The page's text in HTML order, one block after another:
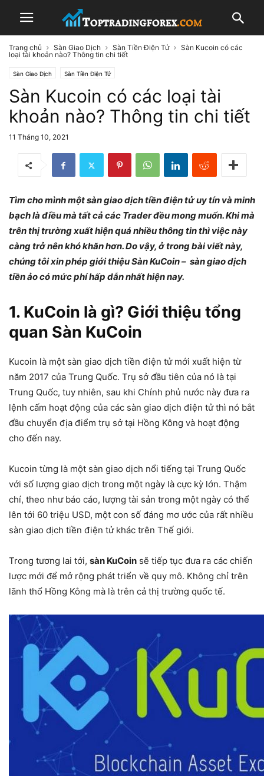
Trang chủ Sàn Giao Dịch Sàn Tiền Điện Tử
Sàn Kucoin có các
loại tài khoản nào? Thông tin chi tiết
Sàn Giao Dịch Sàn Tiền Điện Tử
Sàn Kucoin có các loại tài
khoản nào? Thông tin chi tiết
11 Tháng 10, 2021
Tìm cho mình một sàn giao dịch tiền điện tử uy tín và minh
bạch là điều mà tất cả các Trader đều mong muốn. Khi mà
trên thị trường xuất hiện quá nhiều thông tin thì việc này
càng trở nên khó khăn hơn. Do vậy, ở trong bài viết này,
chúng tôi xin phép giới thiệu Sàn KuCoin – sàn giao dịch
tiền ảo có mức phí hấp dẫn nhất hiện nay.
1. KuCoin là gì? Giới thiệu tổng
quan Sàn KuCoin
Kucoin là một sàn giao dịch tiền điện tử mới xuất hiện từ
năm 2017 của Trung Quốc. Trụ sở đầu tiên của nó là tại
Trung Quốc, tuy nhiên, sau khi Chính phủ nước này đưa ra
lệnh cấm hoạt động của các sàn giao dịch điện tử thì nó bắt
đầu chuyển địa điểm trụ sở tại Hồng Kông và hoạt động
cho đến nay.
Kucoin từng là một sàn giao dịch nổi tiếng tại Trung Quốc
với số lượng giao dịch trong một ngày là cực kỳ lớn. Thậm
chí, theo như báo cáo, lượng tài sản trong một ngày có thể
lên tới 60 triệu USD, một con số đáng mơ ước của rất nhiều
sàn giao dịch tiền điện tử khác trên Thế giới.
Trong tương lai tới, sàn KuCoin sẽ tiếp tục đưa ra các chiến
lược mới để mở rộng phát triển về quy mô. Không chỉ trên
lãnh thổ Hồng Kông mà là trên cả thị trường quốc tế.